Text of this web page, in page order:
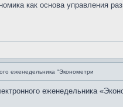
как основа управления
еженедельника "Эконометри
еженедельника